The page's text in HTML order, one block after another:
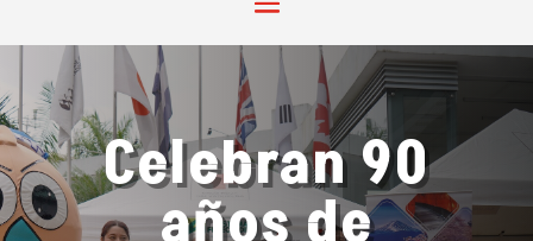
Celebran 90
años de